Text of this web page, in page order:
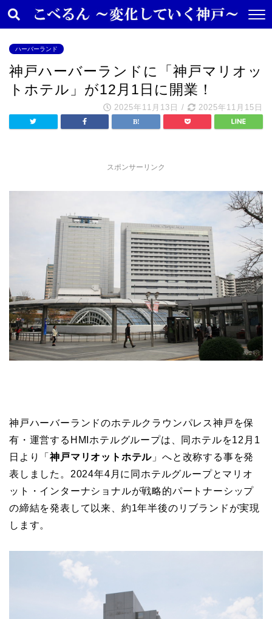
ハーバーランド
神戸ハーバーランドに「神戸マリオッ
トホテル」が12月1日に開業！
2025年11月13日 / 2025年11月15日
スポンサーリンク
神戸ハーバーランドのホテルクラウンパレス神戸を保
有・運営するHMIホテルグループは、同ホテルを12月1
日より「神戸マリオットホテル 」へと改称する事を発
表しました。2024年4月に同ホテルグループとマリオ
ット・インターナショナルが戦略的パートナーシップ
の締結を発表して以来、約1年半後のリブランドが実現
します。